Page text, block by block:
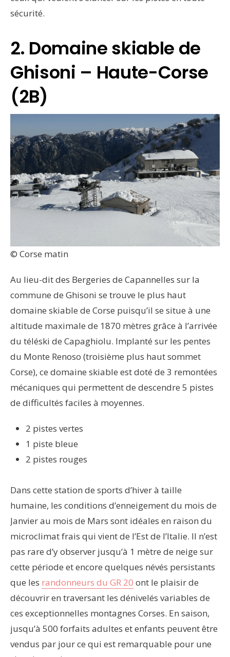
sécurité.
2. Domaine skiable de
Ghisoni – Haute-Corse
(2B)
© Corse matin
Au lieu-dit des Bergeries de Capannelles sur la
commune de Ghisoni se trouve le plus haut
domaine skiable de Corse puisqu’il se situe à une
altitude maximale de 1870 mètres grâce à l’arrivée
du téléski de Capaghiolu. Implanté sur les pentes
du Monte Renoso (troisième plus haut sommet
Corse), ce domaine skiable est doté de 3 remontées
mécaniques qui permettent de descendre 5 pistes
de difficultés faciles à moyennes.
2 pistes vertes
1 piste bleue
2 pistes rouges
Dans cette station de sports d’hiver à taille
humaine, les conditions d’enneigement du mois de
Janvier au mois de Mars sont idéales en raison du
microclimat frais qui vient de l’Est de l’Italie. Il n’est
pas rare d’y observer jusqu’à 1 mètre de neige sur
cette période et encore quelques névés persistants
que les randonneurs du GR 20 ont le plaisir de
découvrir en traversant les dénivelés variables de
ces exceptionnelles montagnes Corses. En saison,
jusqu’à 500 forfaits adultes et enfants peuvent être
vendus par jour ce qui est remarquable pour une